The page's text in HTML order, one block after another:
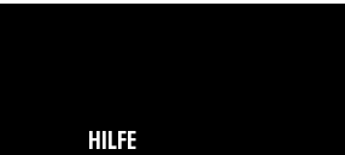
HILFE